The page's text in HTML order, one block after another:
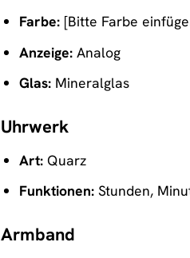
Farbe:[Bitte Farbe
Anzeige:Analog
Glas:Mineralglas
Uhrwerk
Art:Quarz
Funktionen:Stunden,
Armband